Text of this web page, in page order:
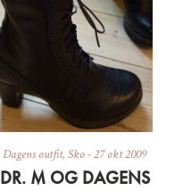
Dagens outfit,Sko-27 okt 2009
DR. M OG DAGENS